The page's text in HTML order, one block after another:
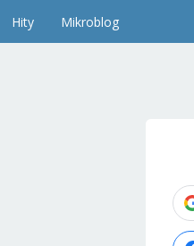
Hity Mikroblog